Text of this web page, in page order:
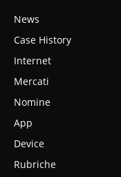
News
Case History
Internet
Mercati
Nomine
App
Device
Rubriche